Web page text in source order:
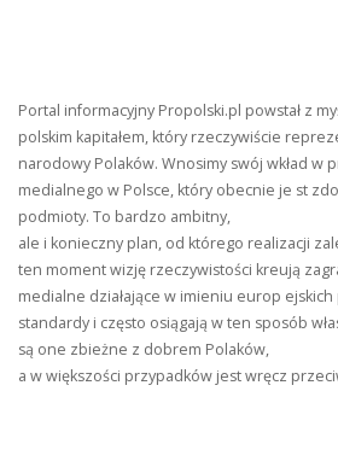
Portal informacyjny Propolski.pl powstał z
polskim kapitałem, który rzeczywiście
narodowy Polaków. Wnosimy swój wkład w
medialnego w Polsce, który obecnie je st
podmioty. To bardzo ambitny,
ale i konieczny plan, od którego realizacji
ten moment wizję rzeczywistości kreują
medialne działające w imieniu europ
standardy i często osiągają w ten sposób
są one zbieżne z dobrem Polaków,
a w większości przypadków jest wręcz